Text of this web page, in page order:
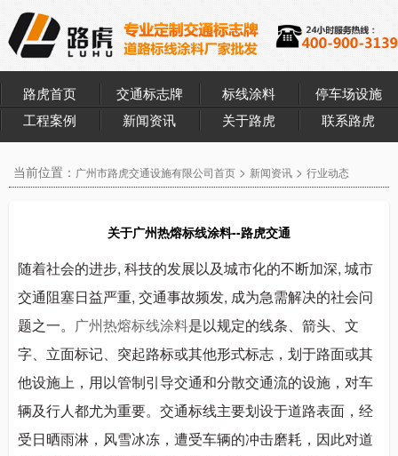
路虎首页 交通标志牌 标线涂料
停车场设施
工程案例
新闻资讯 关于路虎 联系路虎
当前位置： 广州市路虎交通设施有限公司首页 > 新闻资讯 > 行业动态
关于广州热熔标线涂料--路虎交通
随着社会的进步, 科技的发展以及城市化的不断加深, 城市
交通阻塞日益严重, 交通事故频发, 成为急需解决的社会问
题之一。 广州热熔标线涂料是以规定的线条、箭头、文
字、立面标记、突起路标或其他形式标志，划于路面或其
他设施上，用以管制引导交通和分散交通流的设施，对车
辆及行人都尤为重要。交通标线主要划设于道路表面，经
受日晒雨淋，风雪冰冻，遭受车辆的冲击磨耗，因此对道